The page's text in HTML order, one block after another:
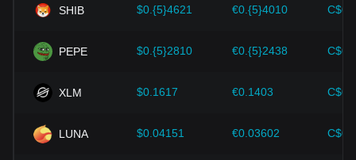
змінами в ціні Cardano і коригувати свої інвестиційні
SHIB $0.{5}4621 €0.{5}4010
PEPE $0.{5}2810 €0.{5}2438
XLM $0.1617 €0.1403
LUNA $0.04151 €0.03602